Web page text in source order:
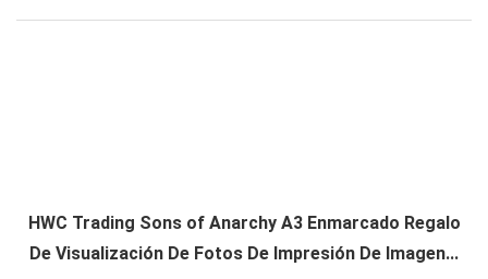
HWC Trading Sons of Anarchy A3 Enmarcado Regalo
De Visualización De Fotos De Impresión De Imagen...